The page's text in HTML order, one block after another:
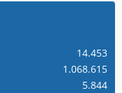
14.453
1.068.615
5.844